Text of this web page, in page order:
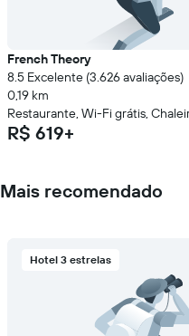
French Theory
8.5 Excelente (3.626 avaliações)
0,19 km
Restaurante, Wi-Fi grátis,
R$ 619+
Mais recomendado
Hotel 3 estrelas